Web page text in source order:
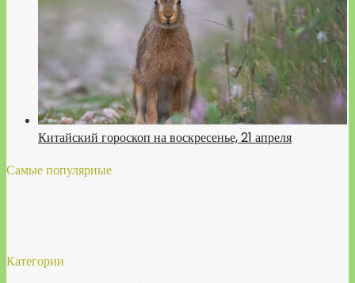
Китайский гороскоп на воскресенье, 21 апреля
Самые популярные
Категории